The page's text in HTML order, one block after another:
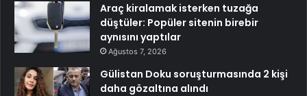
Araç kiralamak isterken tuzağa
düştüler: Popüler sitenin birebir
aynısını yaptılar
Ağustos 7, 2026
Gülistan Doku soruşturmasında 2 kişi
daha gözaltına alındı